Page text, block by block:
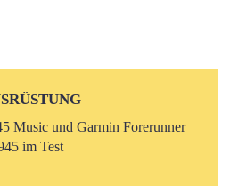
Music und Garmin Forerunner
im Test